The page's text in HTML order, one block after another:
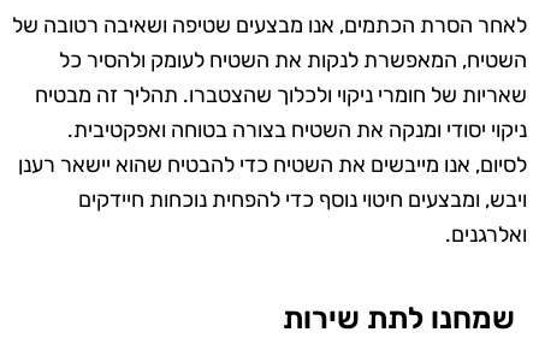
לאחר הסרת הכתמים, אנו מבצעים שטיפה ושאיבה רטובה של
השטיח, המאפשרת לנקות את השטיח לעומק ולהסיר כל
שאריות של חומרי ניקוי ולכלוך שהצטברו. תהליך זה מבטיח
ניקוי יסודי ומנקה את השטיח בצורה בטוחה ואפקטיבית.
לסיום, אנו מייבשים את השטיח כדי להבטיח שהוא יישאר רענן
ויבש, ומבצעים חיטוי נוסף כדי להפחית נוכחות חיידקים
ואלרגנים.
שמחנו לתת שירות